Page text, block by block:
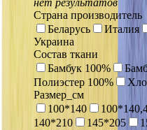
нет результатов
Страна производитель
Беларусь
Италия
Украина
Состав ткани
Бамбук 100%
Полиэстер 100%
Размер_см
100*140
140*210
145*205